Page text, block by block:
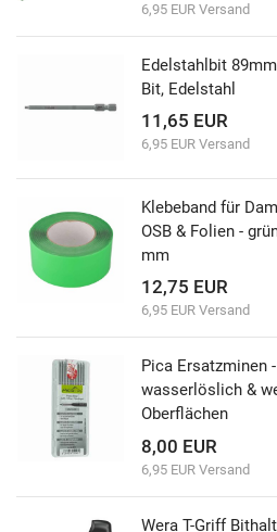
6,95 EUR Versand
Edelstahlbit
Bit, Edelstahl
11,65 EUR
6,95 EUR Versand
Klebeband für
OSB & Folien -
mm
12,75 EUR
6,95 EUR Versand
Pica Ersatzminen
wasserlöslich &
Oberflächen
8,00 EUR
6,95 EUR Versand
Wera T-Griff